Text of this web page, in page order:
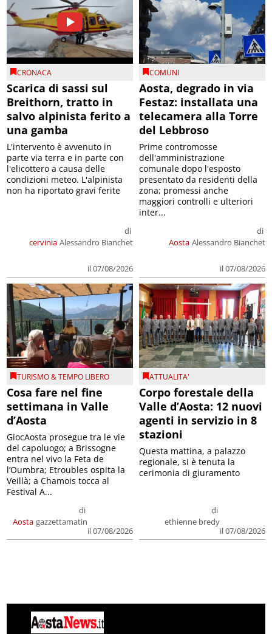
CRONACA
Scarica di sassi sul
Breithorn, tratto in
salvo alpinista ferito a
una gamba
cervinia
di
Alessandro Bianchet
il 07/08/2026
L'intervento è avvenuto in
parte via terra e in parte con
l'elicottero a causa delle
condizioni meteo. L'alpinista
non ha riportato gravi ferite
COMUNI
Aosta, degrado in via
Festaz: installata una
telecamera alla Torre
del Lebbroso
Aosta
di
Alessandro Bianchet
il 07/08/2026
Prime contromosse
dell'amministrazione
comunale dopo l'esposto
presentato da residenti della
zona; promessi anche
maggiori controlli e ulteriori
inter...
TURISMO & TEMPO LIBERO
Cosa fare nel fine
settimana in Valle
d’Aosta
Aosta
di
gazzettamatin
il 07/08/2026
GiocAosta prosegue tra le vie
del capoluogo; a Brissogne
entra nel vivo la Feta de
l’Oumbra; Etroubles ospita la
Veillà; a Chamois tocca al
Festival A...
ATTUALITA'
Corpo forestale della
Valle d’Aosta: 12 nuovi
agenti in servizio in 8
stazioni
di
ethienne bredy
il 07/08/2026
Questa mattina, a palazzo
regionale, si è tenuta la
cerimonia di giuramento